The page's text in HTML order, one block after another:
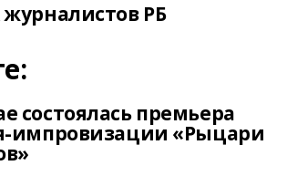
РБ
состоялась премьера
импровизации «Рыцари